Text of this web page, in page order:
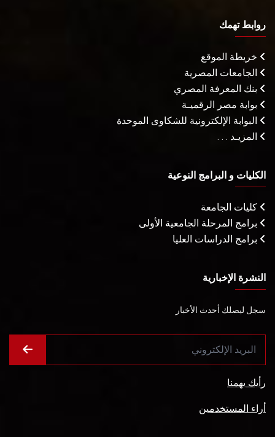
روابط تهمك
خريطة الموقع
الجامعات المصرية
بنك المعرفة المصري
بوابة مصر الرقميـة
البوابة الإلكترونية للشكاوى الموحدة
المزيـد . . .
الكليات و البرامج النوعية
كليات الجامعة
برامج المرحلة الجامعية الأولى
برامج الدراسات العليا
النشرة الإخبارية
سجل ليصلك أحدث الأخبار
رأيك يهمنا
أراء المستخدمين